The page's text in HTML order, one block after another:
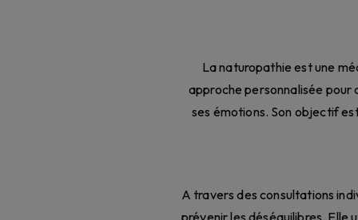
La naturopathie est une
approche personnalisée pour
ses émotions. Son objectif
A travers des consultations